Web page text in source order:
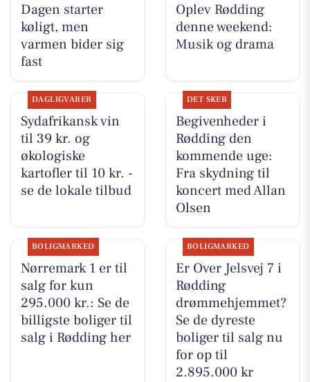
Dagen starter
køligt, men
varmen bider sig
fast
Oplev Rødding
denne weekend:
Musik og drama
DAGLIGVARER
Sydafrikansk vin
til 39 kr. og
økologiske
kartofler til 10 kr. -
se de lokale tilbud
DET SKER
Begivenheder i
Rødding den
kommende uge:
Fra skydning til
koncert med Allan
Olsen
BOLIGMARKED
Nørremark 1 er til
salg for kun
295.000 kr.: Se de
billigste boliger til
salg i Rødding her
BOLIGMARKED
Er Over Jelsvej 7 i
Rødding
drømmehjemmet?
Se de dyreste
boliger til salg nu
for op til
2.895.000 kr